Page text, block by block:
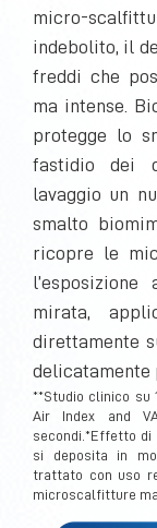
micro-
indebolito, il
freddi che
ma intense.
protegge lo
fastidio dei
lavaggio un
smalto
ricopre le
mirata,
direttamente
delicatamente
**Studio clinico su
Air Index and
secondi.*Effetto di
si deposita in
trattato con uso
microscalfitture